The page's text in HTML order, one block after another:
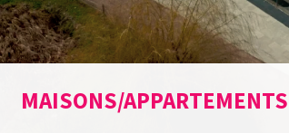
MAISONS/APPARTEMENTS